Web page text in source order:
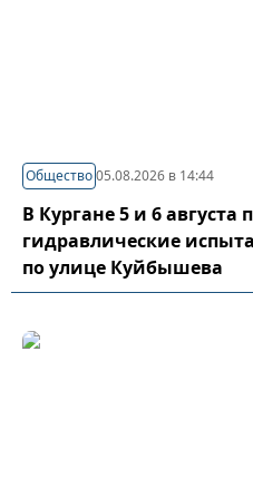
Общество05.08.2026 в 14:44
В Кургане 5 и 6
гидравлические
по улице Куйбышева